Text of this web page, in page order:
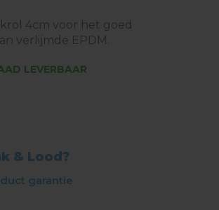
4cm voor het goed
verlijmde EPDM.
LEVERBAAR
& Lood?
garantie